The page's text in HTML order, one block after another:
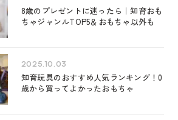
8歳のプレゼントに迷ったら｜知育おも
ちゃジャンルTOP5＆おもちゃ以外も
2025.10.03
知育玩具のおすすめ人気ランキング！0
歳から買ってよかったおもちゃ